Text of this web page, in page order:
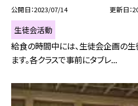
公開日 2023/07/14 更新日
生徒会活動
給食の時間中には、生徒会企画の生
ます。各クラスで事前にタブレ...